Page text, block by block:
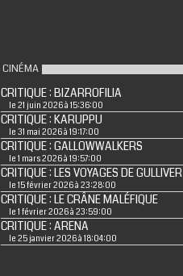
CINÉMA
CRITIQUE : BIZARROFILIA
le 21 juin 2026 à 15:36:00
CRITIQUE : KARUPPU
le 31 mai 2026 à 19:17:00
CRITIQUE : GALLOWWALKERS
le 1 mars 2026 à 19:57:00
CRITIQUE : LES VOYAGES DE GULLIVER
le 15 février 2026 à 23:28:00
CRITIQUE : LE CRÂNE MALÉFIQUE
le 1 février 2026 à 23:59:00
CRITIQUE : ARENA
le 25 janvier 2026 à 18:04:00